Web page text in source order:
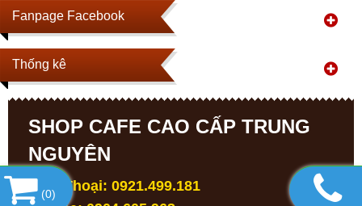
Fanpage Facebook
Thống kê
SHOP CAFE CAO CẤP TRUNG
NGUYÊN
Điện Thoại: 0921.499.181
(0)